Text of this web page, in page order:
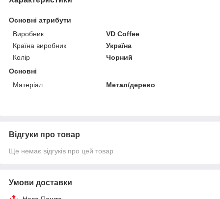
Основні атрибути
Виробник
VD Coffee
Країна виробник
Україна
Колір
Чорний
Основні
Матеріал
Метал/дерево
Відгуки про товар
Ще немає відгуків про цей товар
Умови доставки